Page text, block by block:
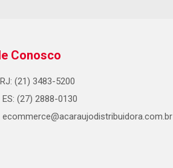
Conosco
RJ: (21) 3483-5200
ES: (27) 2888-0130
ecommerce@acaraujodistribuidora.com.br